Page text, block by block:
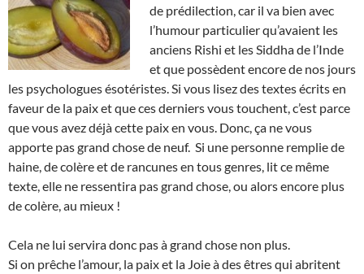
de prédilection, car il va bien avec
l’humour particulier qu’avaient les
anciens Rishi et les Siddha de l’Inde
et que possèdent encore de nos jours
les psychologues ésotéristes. Si vous lisez des textes écrits en
faveur de la paix et que ces derniers vous touchent, c’est parce
que vous avez déjà cette paix en vous. Donc, ça ne vous
apporte pas grand chose de neuf. Si une personne remplie de
haine, de colère et de rancunes en tous genres, lit ce même
texte, elle ne ressentira pas grand chose, ou alors encore plus
de colère, au mieux !
Cela ne lui servira donc pas à grand chose non plus.
Si on prêche l’amour, la paix et la Joie à des êtres qui abritent